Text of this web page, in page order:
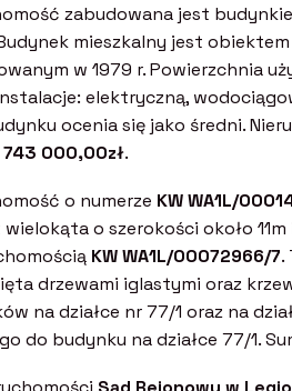
zabudowana jest
mieszkalny jest
w 1979 r. Powierzchnia
elektryczną,
ocenia się jako średni.
743 000,00zł.
o numerze KW WA1L/
o szerokości około
KW WA1L/00072966/7.
drzewami iglastymi oraz
na działce nr 77/1 oraz na
do budynku na działce 77/1.